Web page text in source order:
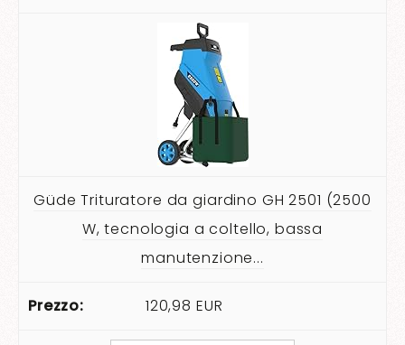
Güde Trituratore da giardino GH 2501 (2500
W, tecnologia a coltello, bassa
manutenzione...
120,98 EUR